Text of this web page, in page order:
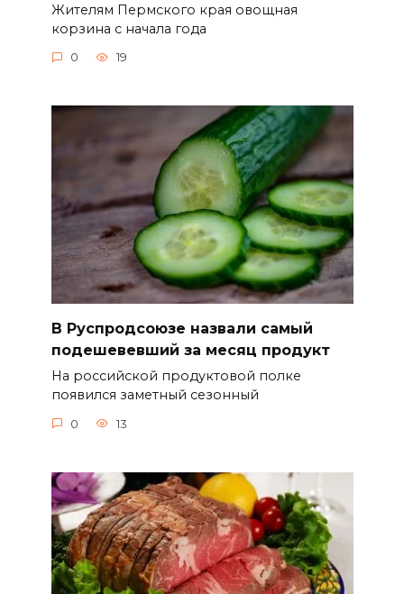
Жителям Пермского края овощная
корзина с начала года
0 19
В Руспродсоюзе назвали самый
подешевевший за месяц продукт
На российской продуктовой полке
появился заметный сезонный
0 13